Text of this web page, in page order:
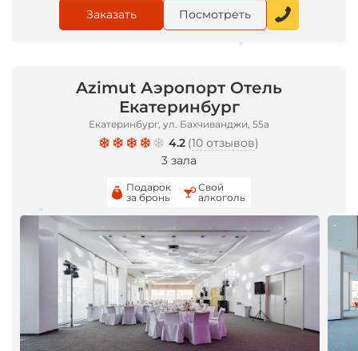
Заказать Посмотреть
Azimut Аэропорт Отель
Екатеринбург
Екатеринбург, ул. Бахчиванджи, 55а
4.2 (10 отзывов)
3 зала
Подарок
за бронь
Свой
алкоголь